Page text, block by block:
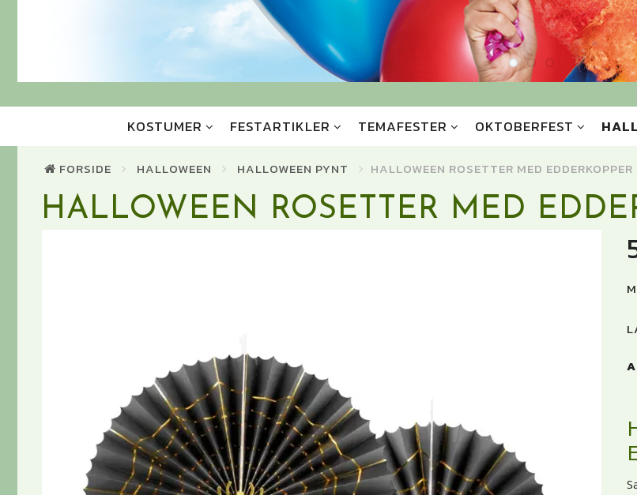
KOSTUMER FESTARTIKLER TEMAFESTER OKTOBERFEST
FORSIDE HALLOWEEN HALLOWEEN PYNT HALLOWEEN ROSETTER MED
HALLOWEEN ROSETTER MED